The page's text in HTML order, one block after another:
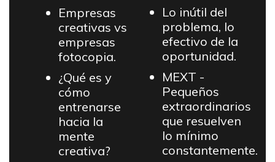
Empresas
creativas vs
empresas
fotocopia.
¿Qué es y
cómo
entrenarse
hacia la
mente
creativa?
Lo inútil del
problema, lo
efectivo de la
oportunidad.
MEXT -
Pequeños
extraordinarios
que resuelven
lo mínimo
constantemente.